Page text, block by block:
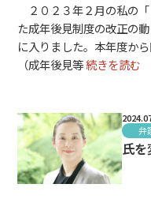
２０２３年２月の私の
た成年後見制度の改正の
に入りました。本年度か
（成年後見等続きを読む
弁
氏